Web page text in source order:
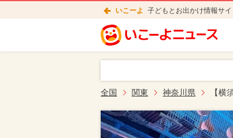
いこーよ 子どもとお出かけ情報サ
全国 関東 神奈川県 【横